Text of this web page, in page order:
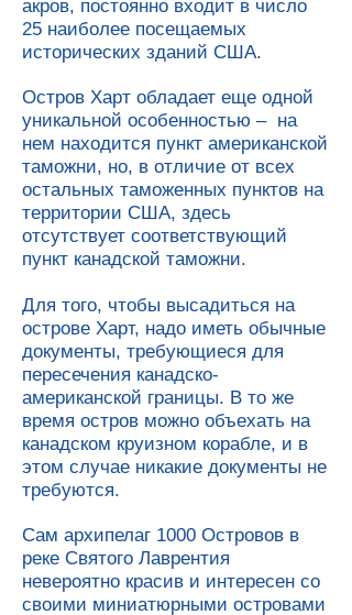
акров, постоянно входит в число
25 наиболее посещаемых
исторических зданий США.
Остров Харт обладает еще одной
уникальной особенностью – на
нем находится пункт американской
таможни, но, в отличие от всех
остальных таможенных пунктов на
территории США, здесь
отсутствует соответствующий
пункт канадской таможни.
Для того, чтобы высадиться на
острове Харт, надо иметь обычные
документы, требующиеся для
пересечения канадско-
американской границы. В то же
время остров можно объехать на
канадском круизном корабле, и в
этом случае никакие документы не
требуются.
Сам архипелаг 1000 Островов в
реке Святого Лаврентия
невероятно красив и интересен со
своими миниатюрными островами